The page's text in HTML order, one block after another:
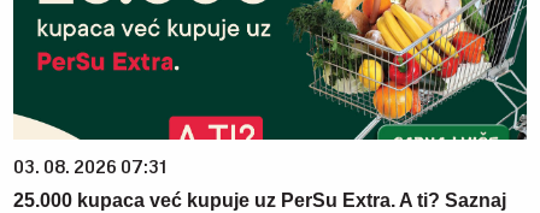
03. 08. 2026 07:31
25.000 kupaca već kupuje uz PerSu Extra. A ti? Saznaj